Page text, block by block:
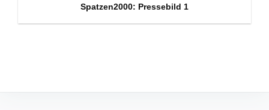
Spatzen2000: Pressebild 1